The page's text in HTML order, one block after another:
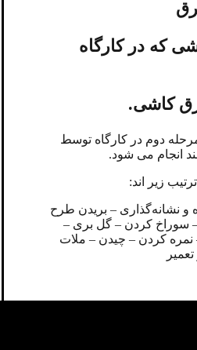
که در کارگاه
دوم در کارگاه توسط
انجام می شود.
زیر اند:
نشانه‌گذاری – بریدن طرح
سوراخ کردن – گل بری –
کردن – چیدن – ملات